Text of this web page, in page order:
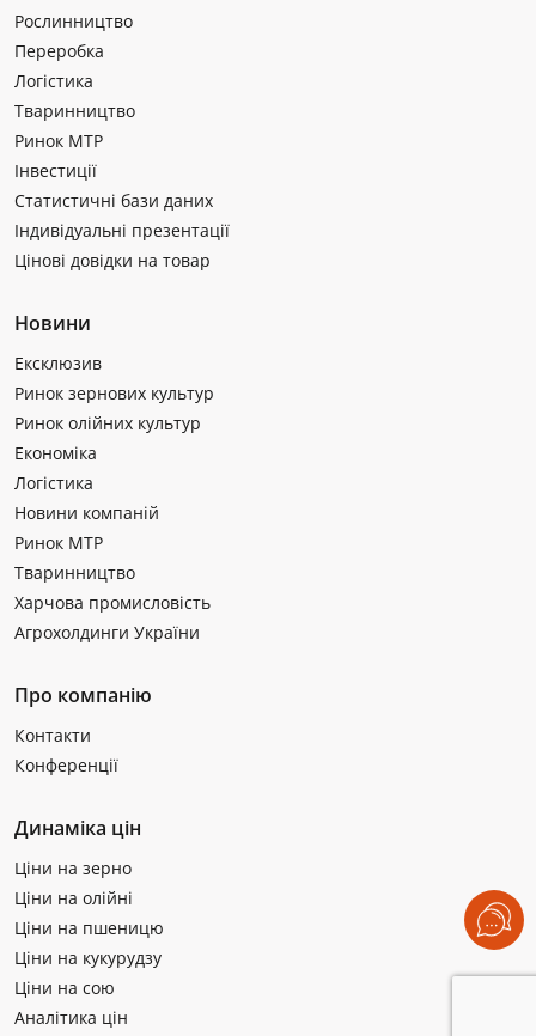
Рослинництво
Переробка
Логістика
Тваринництво
Ринок МТР
Інвестиції
Статистичні бази даних
Індивідуальні презентації
Цінові довідки на товар
Новини
Ексклюзив
Ринок зернових культур
Ринок олійних культур
Економіка
Логістика
Новини компаній
Ринок МТР
Тваринництво
Харчова промисловість
Агрохолдинги України
Про компанію
Контакти
Конференції
Динаміка цін
Ціни на зерно
Ціни на олійні
Ціни на пшеницю
Ціни на кукурудзу
Ціни на сою
Аналітика цін